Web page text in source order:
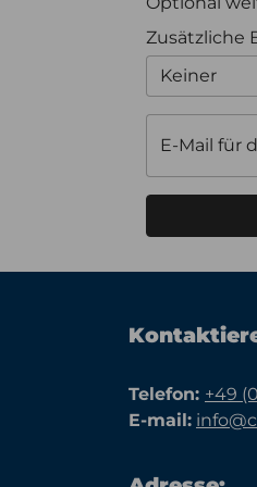
Zusätzliche
Keiner
E-Mail für
Telefon: +49
E-mail: